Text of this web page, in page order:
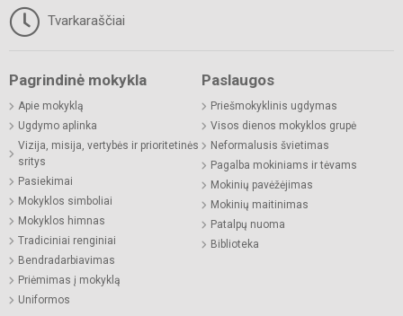
Tvarkaraščiai
Pagrindinė mokykla
Apie mokyklą
Ugdymo aplinka
Vizija, misija, vertybės ir prioritetinės
sritys
Pasiekimai
Mokyklos simboliai
Mokyklos himnas
Tradiciniai renginiai
Bendradarbiavimas
Priėmimas į mokyklą
Uniformos
Paslaugos
Priešmokyklinis ugdymas
Visos dienos mokyklos grupė
Neformalusis švietimas
Pagalba mokiniams ir tėvams
Mokinių pavėžėjimas
Mokinių maitinimas
Patalpų nuoma
Biblioteka